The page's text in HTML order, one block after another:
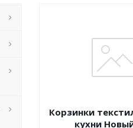
Корзинки
кухни